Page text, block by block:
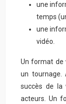
une
temps
une
vidéo.
Un format de
un tournage.
succès de la
acteurs. Un